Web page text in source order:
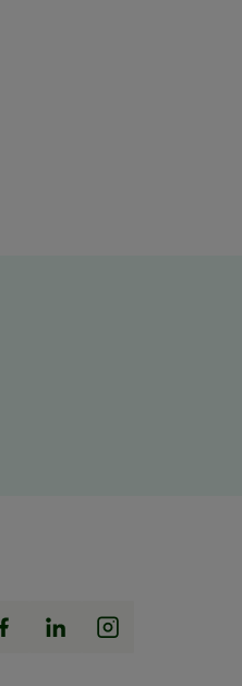
Facebook
LinkedInInstagram